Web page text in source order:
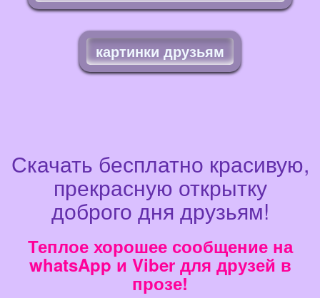
картинки друзьям
Скачать бесплатно красивую,
прекрасную открытку
доброго дня друзьям!
Теплое хорошее сообщение на
whatsApp и Viber для друзей в
прозе!